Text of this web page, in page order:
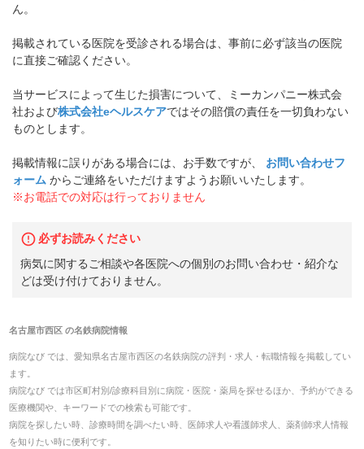
ん。
掲載されている医院を受診される場合は、事前に必ず該当の医院
に直接ご確認ください。
当サービスによって生じた損害について、ミーカンパニー株式会
社および株式会社eヘルスケアではその賠償の責任を一切負わない
ものとします。
掲載情報に誤りがある場合には、お手数ですが、
お問い合わせフ
ォーム からご連絡をいただけますようお願いいたします。
※お電話での対応は行っておりません
必ずお読みください
病気に関するご相談や各医院への個別のお問い合わせ・紹介な
どは受け付けておりません。
名古屋市西区の名鉄病院情報
病院なび では、 愛知県名古屋市西区の名鉄病院の評判・求人・転職情報を掲載してい
ます。
病院なび では市区町村別/診療科目別に病院・医院・薬局を探せるほか、予約ができる
医療機関や、キーワードでの検索も可能です。
病院を探したい時、診療時間を調べたい時、医師求人や看護師求人、薬剤師求人情報
を知りたい時に便利です。